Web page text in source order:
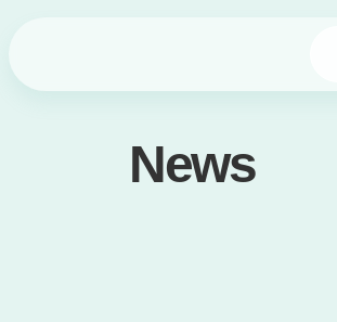
News